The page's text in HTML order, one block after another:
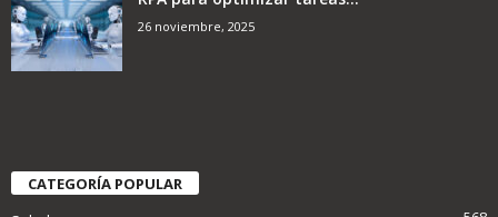
26 noviembre, 2025
CATEGORÍA POPULAR